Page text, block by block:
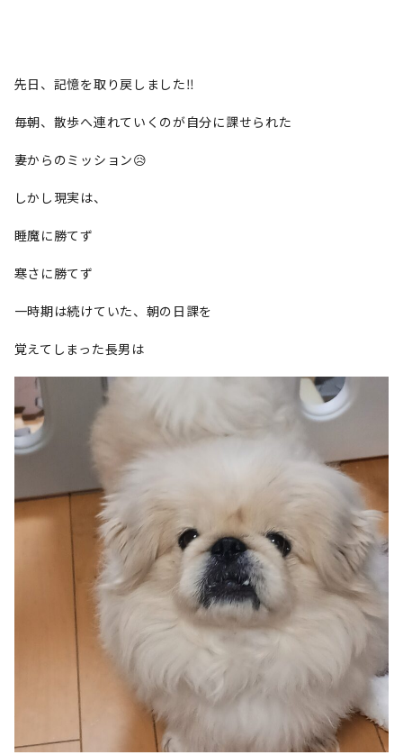
先日、記憶を取り戻しました‼️
毎朝、散歩へ連れていくのが自分に課せられた
妻からのミッション😥
しかし現実は、
睡魔に勝てず
寒さに勝てず
一時期は続けていた、朝の日課を
覚えてしまった長男は